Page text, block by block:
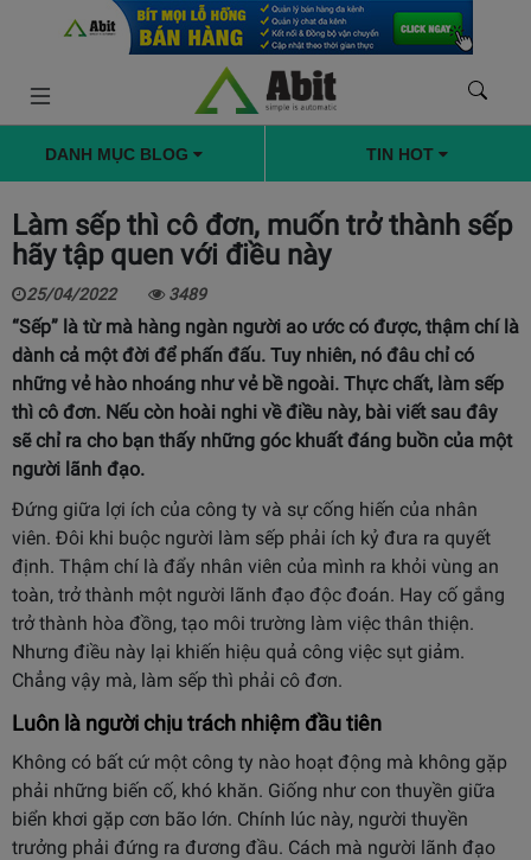
DANH MỤC BLOG TIN HOT
Làm sếp thì cô đơn, muốn trở thành sếp
hãy tập quen với điều này
25/04/2022 3489
“Sếp” là từ mà hàng ngàn người ao ước có được, thậm chí là
dành cả một đời để phấn đấu. Tuy nhiên, nó đâu chỉ có
những vẻ hào nhoáng như vẻ bề ngoài. Thực chất, làm sếp
thì cô đơn. Nếu còn hoài nghi về điều này, bài viết sau đây
sẽ chỉ ra cho bạn thấy những góc khuất đáng buồn của một
người lãnh đạo.
Đứng giữa lợi ích của công ty và sự cống hiến của nhân
viên. Đôi khi buộc người làm sếp phải ích kỷ đưa ra quyết
định. Thậm chí là đẩy nhân viên của mình ra khỏi vùng an
toàn, trở thành một người lãnh đạo độc đoán. Hay cố gắng
trở thành hòa đồng, tạo môi trường làm việc thân thiện.
Nhưng điều này lại khiến hiệu quả công việc sụt giảm.
Chẳng vậy mà, làm sếp thì phải cô đơn.
Luôn là người chịu trách nhiệm đầu tiên
Không có bất cứ một công ty nào hoạt động mà không gặp
phải những biến cố, khó khăn. Giống như con thuyền giữa
biển khơi gặp cơn bão lớn. Chính lúc này, người thuyền
trưởng phải đứng ra đương đầu. Cách mà người lãnh đạo